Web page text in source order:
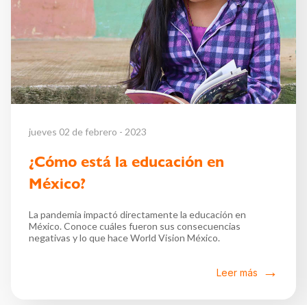
jueves 02 de febrero - 2023
¿Cómo está la educación en
México?
La pandemia impactó directamente la educación en
México. Conoce cuáles fueron sus consecuencias
negativas y lo que hace World Vision México.
Leer más